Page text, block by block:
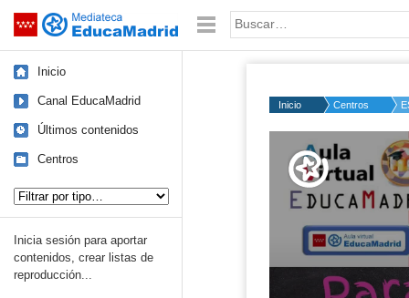
Saltar navegación Palabra o frase:
Inicio
Canal EducaMadrid
Últimos contenidos
Centros
Inicia sesión para aportar
contenidos, crear listas de
reproducción...
Inicio Centros
50%